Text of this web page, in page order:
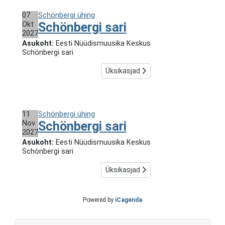
07
Okt
2027
Schönbergi ühing
Schönbergi sari
Asukoht: Eesti Nüüdismuusika Keskus
Schönbergi sari
Üksikasjad
11
Nov
2027
Schönbergi ühing
Schönbergi sari
Asukoht: Eesti Nüüdismuusika Keskus
Schönbergi sari
Üksikasjad
Powered by iCagenda
P P N N